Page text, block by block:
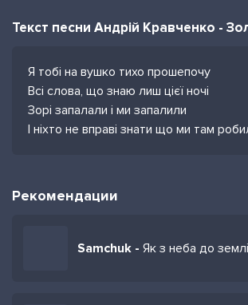
Текст песни Андрій Кравченко -
Я тобі на вушко тихо прошепочу
Всі слова, що знаю лиш цієї ночі
Зорі запалали і ми запалили
І ніхто не вправі знати що ми там
Рекомендации
Samchuk - Як з неба до